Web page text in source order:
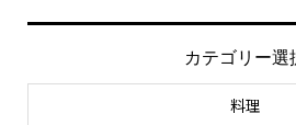
カテゴリー選
料理